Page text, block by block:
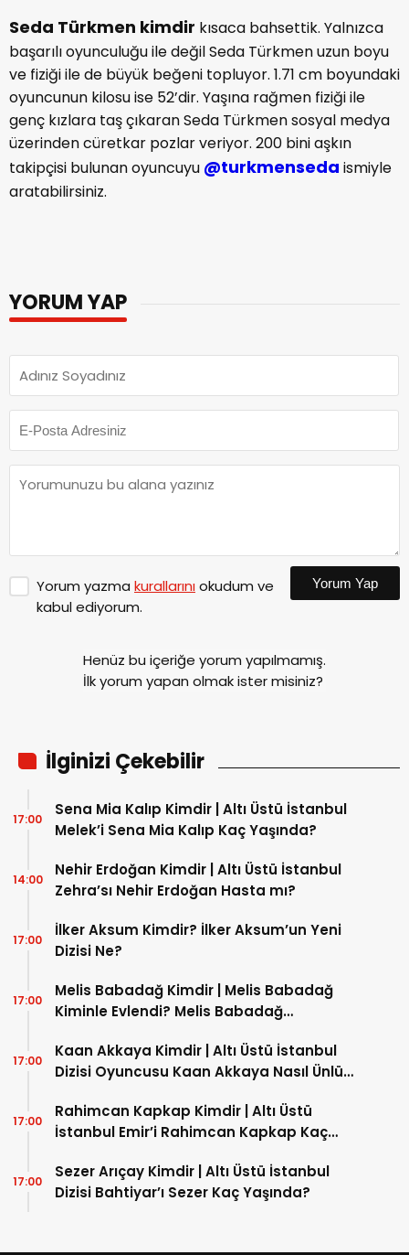
Seda Türkmen kimdir kısaca bahsettik. Yalnızca
başarılı oyunculuğu ile değil Seda Türkmen uzun boyu
ve fiziği ile de büyük beğeni topluyor. 1.71 cm boyundaki
oyuncunun kilosu ise 52’dir. Yaşına rağmen fiziği ile
genç kızlara taş çıkaran Seda Türkmen sosyal medya
üzerinden cüretkar pozlar veriyor. 200 bini aşkın
takipçisi bulunan oyuncuyu @turkmenseda ismiyle
aratabilirsiniz.
YORUM YAP
Yorum yazma kurallarınıokudum ve
kabul ediyorum.
Yorum Yap
Henüz bu içeriğe yorum yapılmamış.
İlk yorum yapan olmak ister misiniz?
İlginizi Çekebilir
Sena Mia Kalıp Kimdir | Altı Üstü İstanbul
Melek’i Sena Mia Kalıp Kaç Yaşında?
17:00
Nehir Erdoğan Kimdir | Altı Üstü İstanbul
Zehra’sı Nehir Erdoğan Hasta mı?
14:00
İlker Aksum Kimdir? İlker Aksum’un Yeni
Dizisi Ne?
17:00
Melis Babadağ Kimdir | Melis Babadağ
Kiminle Evlendi? Melis Babadağ
17:00
Kaan Akkaya Kimdir | Altı Üstü İstanbul
Dizisi Oyuncusu Kaan Akkaya Nasıl Ünlü
17:00
Rahimcan Kapkap Kimdir | Altı Üstü
İstanbul Emir’i Rahimcan Kapkap Kaç
17:00
Sezer Arıçay Kimdir | Altı Üstü İstanbul
Dizisi Bahtiyar’ı Sezer Kaç Yaşında?
17:00